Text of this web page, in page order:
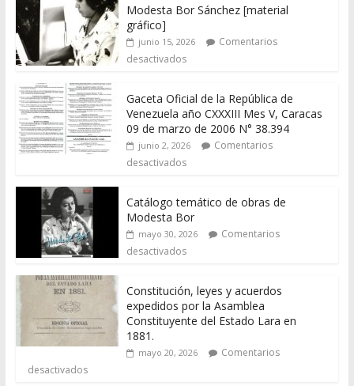
Modesta Bor Sánchez [material
gráfico]
junio 15, 2026
Comentarios
desactivados
Gaceta Oficial de la República de
Venezuela año CXXXIII Mes V, Caracas
09 de marzo de 2006 N° 38.394
junio 2, 2026
Comentarios
desactivados
Catálogo temático de obras de
Modesta Bor
mayo 30, 2026
Comentarios
desactivados
Constitución, leyes y acuerdos
expedidos por la Asamblea
Constituyente del Estado Lara en
1881.
mayo 20, 2026
Comentarios
desactivados